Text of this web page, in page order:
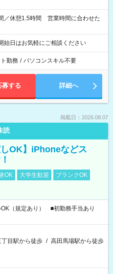
日はお気軽にご相談ください
勤務 / パソコンスキル不要
募する 詳細へ
掲載日：2026.08.07
読
しOK】iPhoneなどス
OK 大学生歓迎
ブランクOK
（規定あり） ■初勤務手当あり
丁目駅から徒歩 / 高田馬場駅から徒歩